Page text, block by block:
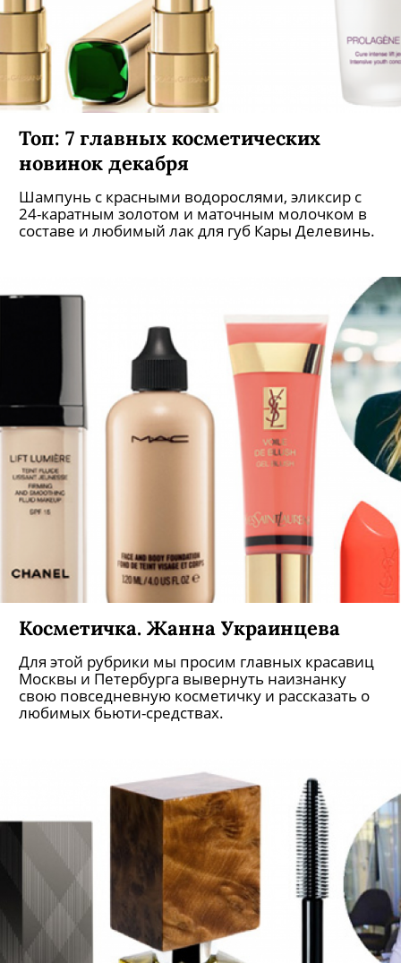
Топ: 7 главных косметических
новинок декабря
Шампунь с красными водорослями, эликсир с
24-каратным золотом и маточным молочком в
составе и любимый лак для губ Кары Делевинь.
Косметичка. Жанна Украинцева
Для этой рубрики мы просим главных красавиц
Москвы и Петербурга вывернуть наизнанку
свою повседневную косметичку и рассказать о
любимых бьюти-средствах.